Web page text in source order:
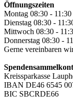
Öffnungszeiten
Montag 08:30 -
Dienstag 08:30 -
Mittwoch 08:30 -
Donnerstag 08:30 -
Gerne vereinbaren
Kreissparkasse
IBAN DE46 6545
BIC SBCRDE66